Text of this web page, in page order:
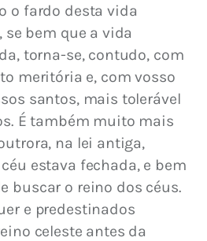
o fardo desta vida
se bem que a vida
torna-se, contudo, com
meritória e, com vosso
santos, mais tolerável
É também muito mais
na lei antiga,
estava fechada, e bem
buscar o reino dos céus.
e predestinados
celeste antes da